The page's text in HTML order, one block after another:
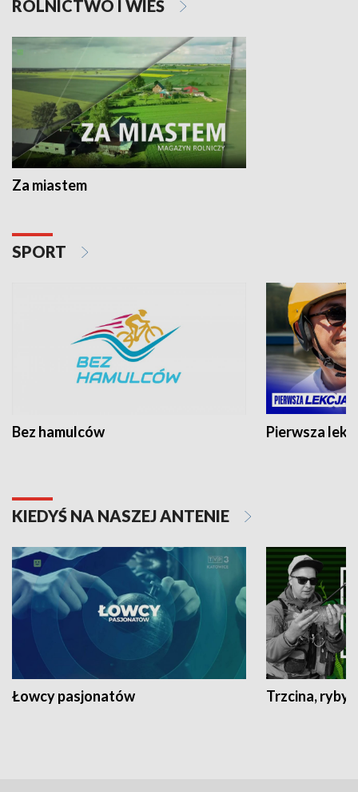
ROLNICTWO I WIEŚ
Za miastem
SPORT
Bez hamulców Pierwsza
KIEDYŚ NA NASZEJ ANTENIE
Łowcy pasjonatów Trzcina, ryby